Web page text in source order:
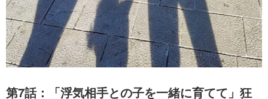
第7話：「浮気相手との子を一緒に育てて」狂